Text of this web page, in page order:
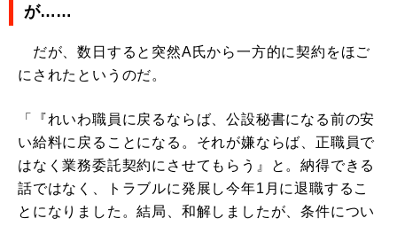
が……
だが、数日すると突然A氏から一方的に契約をほご
にされたというのだ。
「『れいわ職員に戻るならば、公設秘書になる前の安
い給料に戻ることになる。それが嫌ならば、正職員で
はなく業務委託契約にさせてもらう』と。納得できる
話ではなく、トラブルに発展し今年1月に退職するこ
とになりました。結局、和解しましたが、条件につい